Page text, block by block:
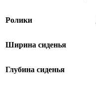
Ролики
Ширина сиденья
Глубина сиденья